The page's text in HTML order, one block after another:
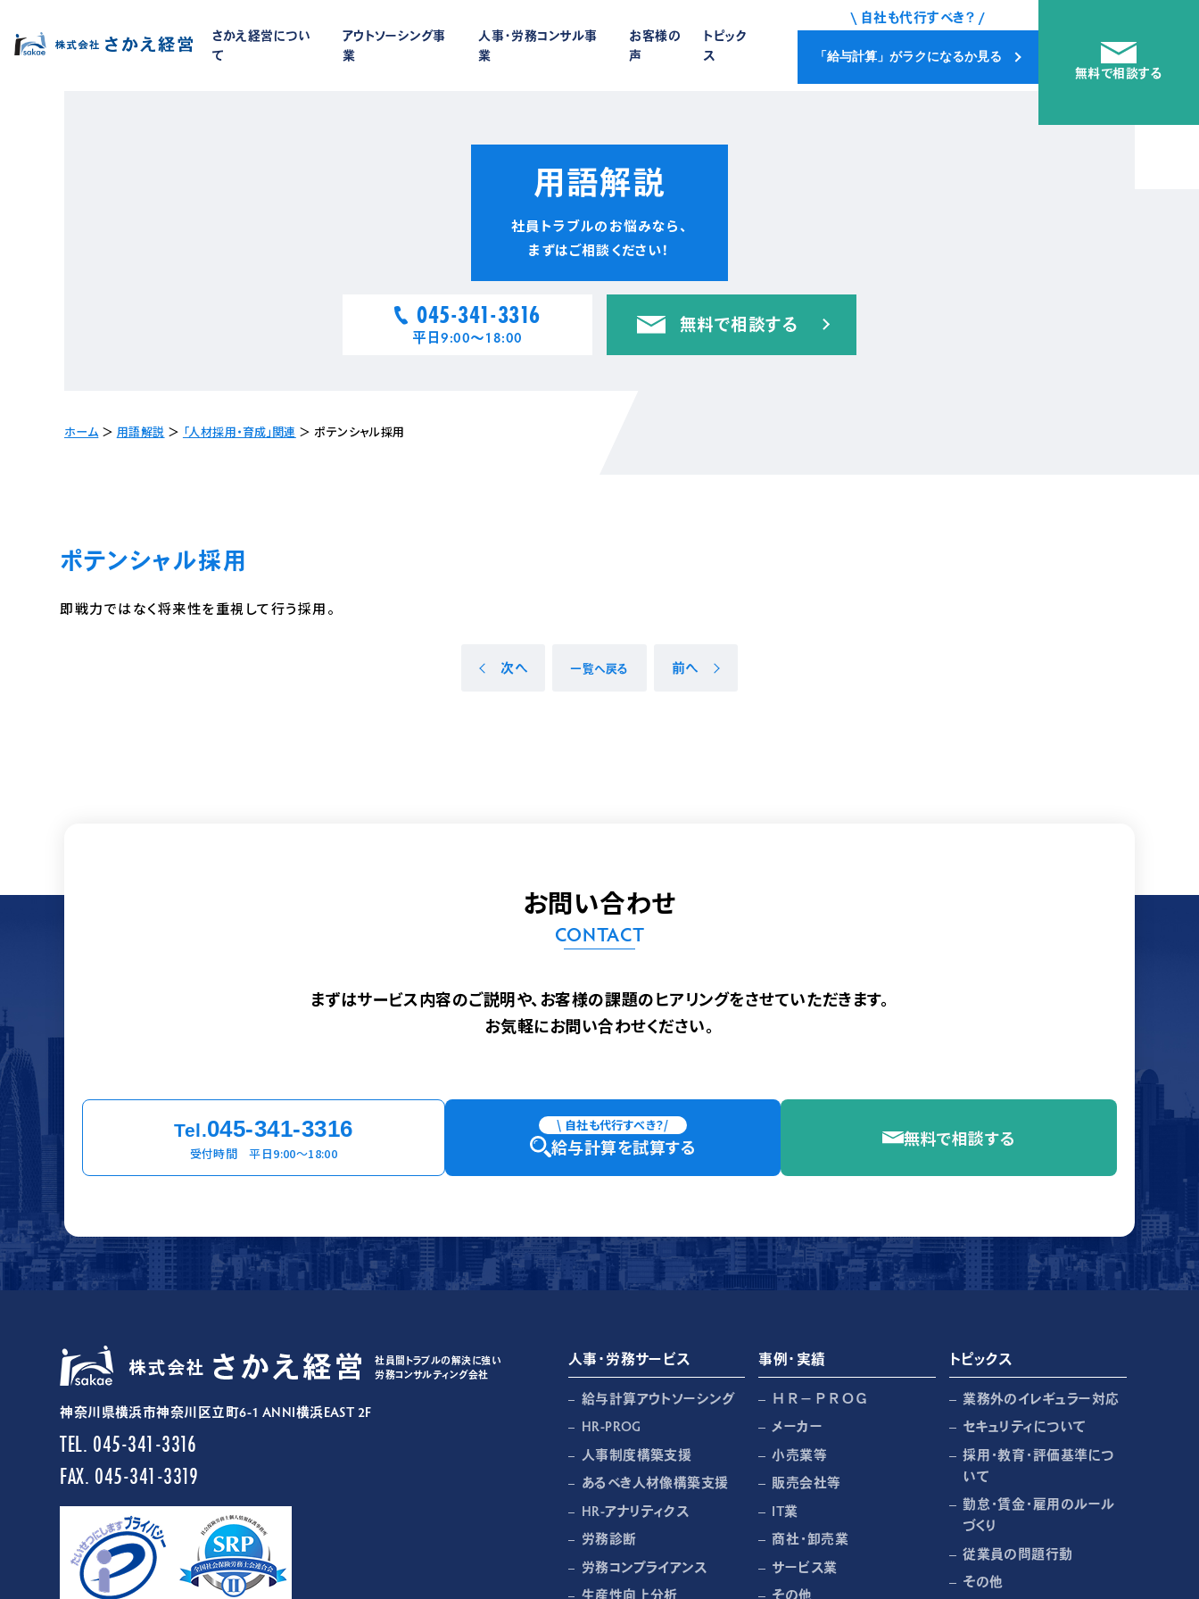
さかえ経営につい
て
アウトソーシング事
業
人事・労務コンサル事
業
お客様の
声
トピック
ス
\ 自社も代行すべき？ /
「給与計算」がラクになるか見る
無料で相談する
用語解説
社員トラブルのお悩みなら、
まずはご相談ください！
045-341-3316
平日9:00〜18:00
無料で相談する
ホーム＞ 用語解説 ＞ 「人材採用・育成」関連 ＞ポテンシャル採用
ポテンシャル採用
即戦力ではなく将来性を重視して行う採用。
次へ 一覧へ戻る 前へ
お問い合わせ
CONTACT
まずはサービス内容のご説明や、お客様の課題のヒアリングをさせていただきます。
お気軽にお問い合わせください。
Tel.045-341-3316
受付時間 平日9:00〜18:00
\ 自社も代行すべき？/
給与計算を試算する 無料で相談する
人事・労務サービス
給与計算アウトソーシング
HR-PROG
人事制度構築支援
あるべき人材像構築支援
HR-アナリティクス
労務診断
労務コンプライアンス
生産性向上分析
事例・実績
ＨＲ－ＰＲＯＧ
メーカー
小売業等
販売会社等
IT業
商社・卸売業
サービス業
その他
トピックス
業務外のイレギュラー対応
セキュリティについて
採用・教育・評価基準につ
いて
勤怠・賃金・雇用のルール
づくり
従業員の問題行動
その他
社員間トラブルの解決に強い
労務コンサルティング会社
神奈川県横浜市神奈川区立町6-1 ANNI横浜EAST 2F
TEL. 045-341-3316
FAX. 045-341-3319